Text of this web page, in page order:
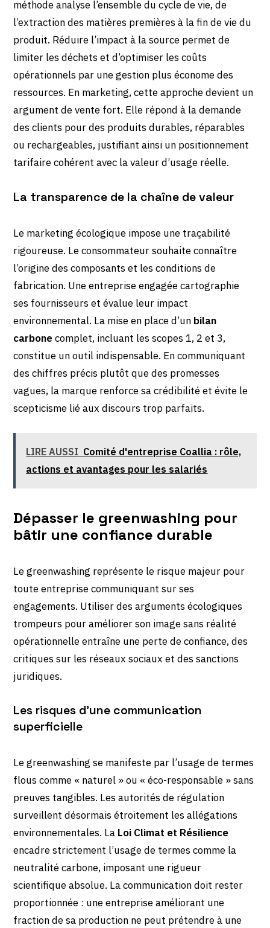
méthode analyse l’ensemble du cycle de vie, de
l’extraction des matières premières à la fin de vie du
produit. Réduire l’impact à la source permet de
limiter les déchets et d’optimiser les coûts
opérationnels par une gestion plus économe des
ressources. En marketing, cette approche devient un
argument de vente fort. Elle répond à la demande
des clients pour des produits durables, réparables
ou rechargeables, justifiant ainsi un positionnement
tarifaire cohérent avec la valeur d’usage réelle.
La transparence de la chaîne de valeur
Le marketing écologique impose une traçabilité
rigoureuse. Le consommateur souhaite connaître
l’origine des composants et les conditions de
fabrication. Une entreprise engagée cartographie
ses fournisseurs et évalue leur impact
environnemental. La mise en place d’un bilan
carbonecomplet, incluant les scopes 1, 2 et 3,
constitue un outil indispensable. En communiquant
des chiffres précis plutôt que des promesses
vagues, la marque renforce sa crédibilité et évite le
scepticisme lié aux discours trop parfaits.
LIRE AUSSI Comité d'entreprise Coallia : rôle,
actions et avantages pour les salariés
Dépasser le greenwashing pour
bâtir une confiance durable
Le greenwashing représente le risque majeur pour
toute entreprise communiquant sur ses
engagements. Utiliser des arguments écologiques
trompeurs pour améliorer son image sans réalité
opérationnelle entraîne une perte de confiance, des
critiques sur les réseaux sociaux et des sanctions
juridiques.
Les risques d’une communication
superficielle
Le greenwashing se manifeste par l’usage de termes
flous comme « naturel » ou « éco-responsable » sans
preuves tangibles. Les autorités de régulation
surveillent désormais étroitement les allégations
environnementales. La Loi Climat et Résilience
encadre strictement l’usage de termes comme la
neutralité carbone, imposant une rigueur
scientifique absolue. La communication doit rester
proportionnée : une entreprise améliorant une
fraction de sa production ne peut prétendre à une